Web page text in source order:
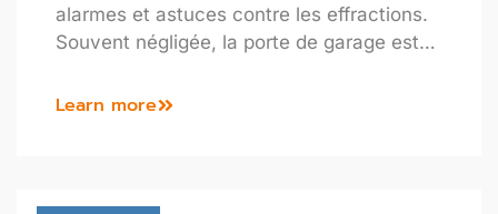
alarmes et astuces contre les effractions.
Souvent négligée, la porte de garage est…
Learn more